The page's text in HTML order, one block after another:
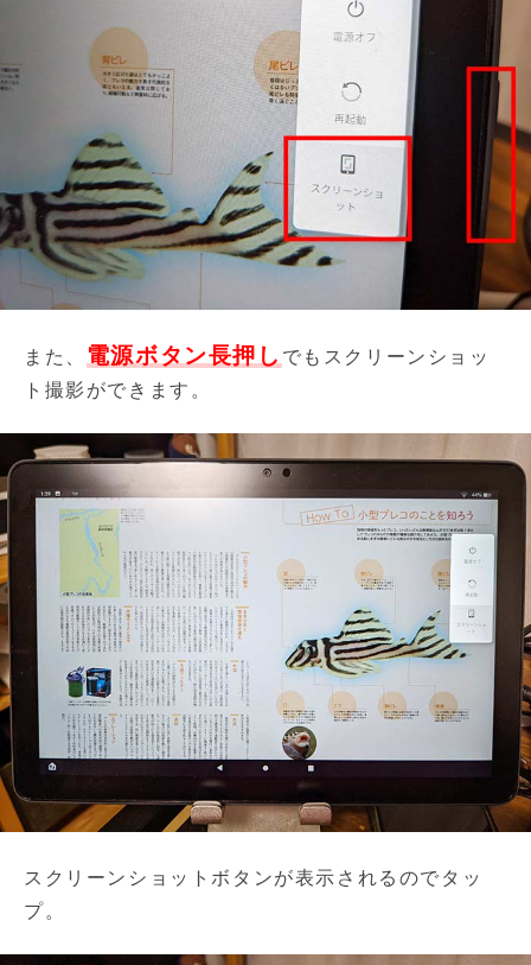
また、 電源ボタン長押し でもスクリーンショッ
ト撮影ができます。
スクリーンショットボタンが表示されるのでタッ
プ。